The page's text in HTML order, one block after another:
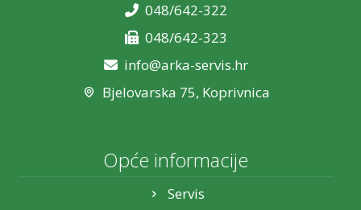
048/642-322
048/642-323
info@arka-servis.hr
Bjelovarska 75, Koprivnica
Opće informacije
Servis